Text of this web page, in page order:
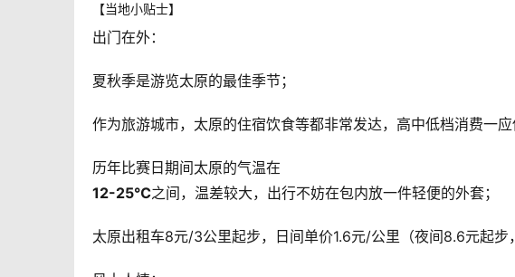
【当地小贴士】
出门在外：
夏秋季是游览太原的最佳季节；
作为旅游城市，太原的住宿饮食等都非常发达，高中低档消费一
历年比赛日期间太原的气温在
12-25℃之间，温差较大，出行不妨在包内放一件轻便的外套；
太原出租车8元/3公里起步，日间单价1.6元/公里（夜间8.6元起步